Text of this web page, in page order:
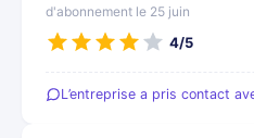
d'abonnement le 25 juin
4/5
L’entreprise a pris contact